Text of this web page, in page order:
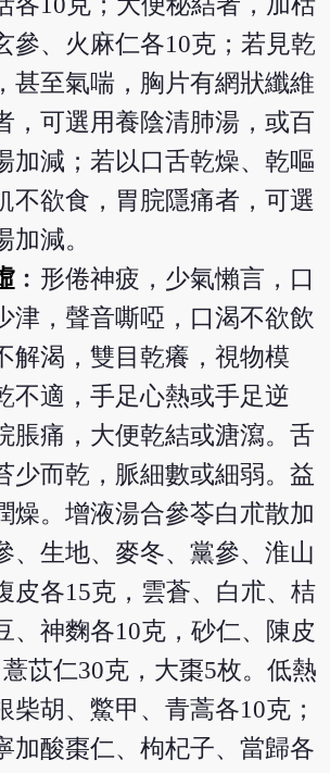
參、火麻仁各10克；若見乾
甚至氣喘，胸片有網狀纖維
，可選用養陰清肺湯，或百
加減；若以口舌乾燥、乾嘔
不欲食，胃脘隱痛者，可選
加減。
︰形倦神疲，少氣懶言，口
津，聲音嘶啞，口渴不欲飲
解渴，雙目乾癢，視物模
不適，手足心熱或手足逆
脹痛，大便乾結或溏瀉。舌
少而乾，脈細數或細弱。益
燥。增液湯合參苓白朮散加
、生地、麥冬、黨參、淮山
皮各15克，雲蒼、白朮、桔
、神麴各10克，砂仁、陳皮
苡仁30克，大棗5枚。低熱
柴胡、鱉甲、青蒿各10克；
加酸棗仁、枸杞子、當歸各